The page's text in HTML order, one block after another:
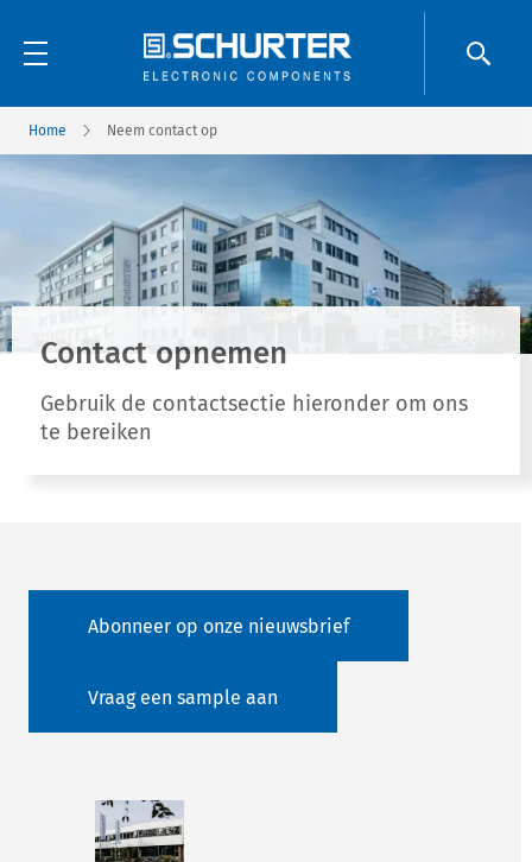
Home Neem contact op
Contact opnemen
Gebruik de contactsectie hieronder om ons
te bereiken
Abonneer op onze nieuwsbrief
Vraag een sample aan